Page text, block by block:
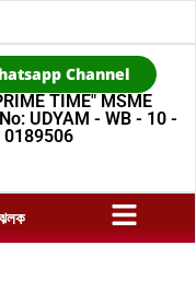
Channel
TIME" MSME
UDYAM - WB - 10 -
0189506